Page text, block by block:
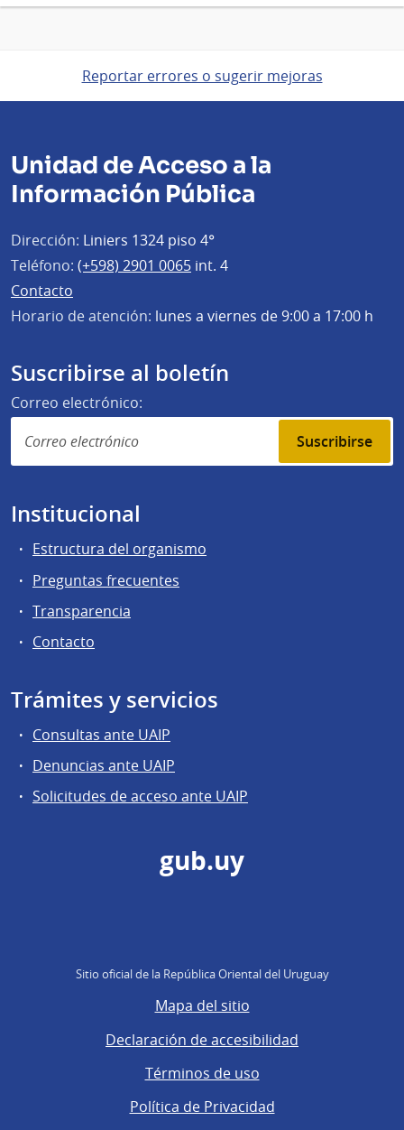
Reportar errores o sugerir mejoras
Unidad de Acceso a la
Información Pública
Dirección: Liniers 1324 piso 4°
Teléfono: (+598) 2901 0065 int. 4
Contacto
Horario de atención: lunes a viernes de 9:00 a 17:00 h
Suscribirse al boletín
Correo electrónico:
Suscribirse
Institucional
Estructura del organismo
Preguntas frecuentes
Transparencia
Contacto
Trámites y servicios
Consultas ante UAIP
Denuncias ante UAIP
Solicitudes de acceso ante UAIP
gub.uy
Sitio oficial de la República Oriental del Uruguay
Mapa del sitio
Declaración de accesibilidad
Términos de uso
Política de Privacidad